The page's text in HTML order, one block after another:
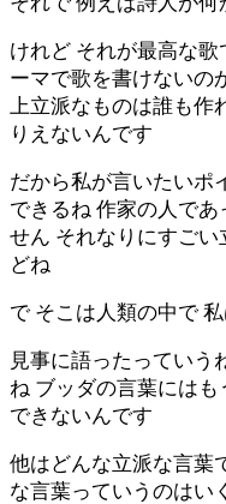
けれど それが最高な
ーマで歌を書けないの
上立派なものは誰も作
りえないんです
だから私が言いたいポ
できるね 作家の人で
せん それなりにすご
どね
で そこは人類の中で
見事に語ったっていう
ね ブッダの言葉には
できないんです
他はどんな立派な言葉
な言葉っていうのはい